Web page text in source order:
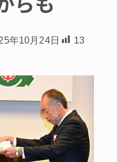
年10月24日 13